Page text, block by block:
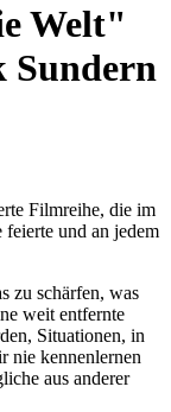
Welt"
Sundern
Filmreihe, die im
und an jedem
zu schärfen, was
weit entfernte
Situationen, in
nie kennenlernen
aus anderer